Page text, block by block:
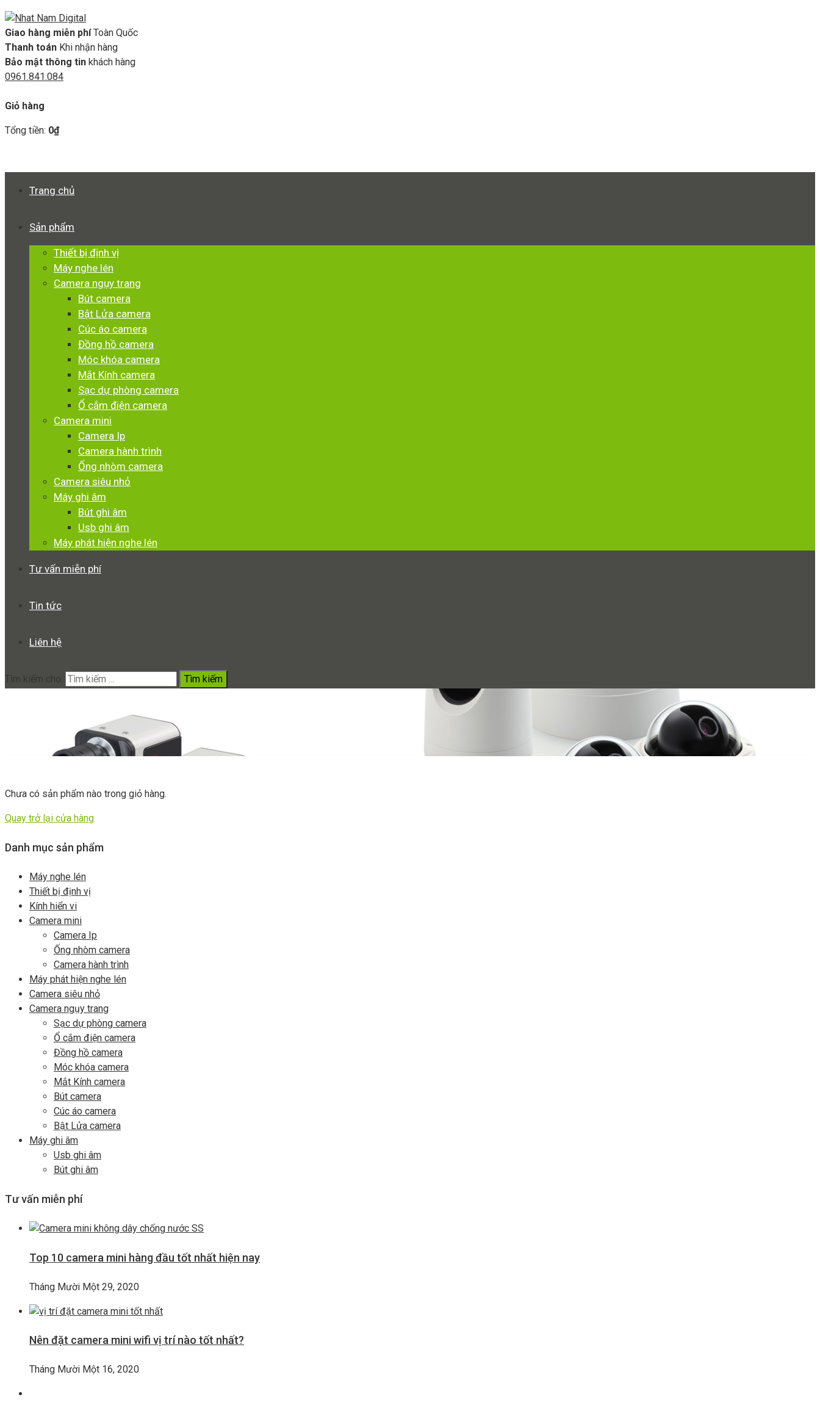
Giao hàng miễn phí Toàn Quốc
Thanh toán Khi nhận hàng
Bảo mật thông tin khách hàng
0961.841.084
Giỏ hàng
Tổng tiền: 0₫
Trang chủ
Sản phẩm
Thiết bị định vị
Máy nghe lén
Camera ngụy trang
Bút camera
Bật Lửa camera
Cúc áo camera
Đồng hồ camera
Móc khóa camera
Mắt Kính camera
Sạc dự phòng camera
Ổ cắm điện camera
Camera mini
Camera Ip
Camera hành trình
Ống nhòm camera
Camera siêu nhỏ
Máy ghi âm
Bút ghi âm
Usb ghi âm
Máy phát hiện nghe lén
Tư vấn miễn phí
Tin tức
Liên hệ
Tìm kiếm cho:
Chưa có sản phẩm nào trong giỏ hàng.
Quay trở lại cửa hàng
Danh mục sản phẩm
Máy nghe lén
Thiết bị định vị
Kính hiển vi
Camera mini
Camera Ip
Ống nhòm camera
Camera hành trình
Máy phát hiện nghe lén
Camera siêu nhỏ
Camera ngụy trang
Sạc dự phòng camera
Ổ cắm điện camera
Đồng hồ camera
Móc khóa camera
Mắt Kính camera
Bút camera
Cúc áo camera
Bật Lửa camera
Máy ghi âm
Usb ghi âm
Bút ghi âm
Tư vấn miễn phí
Top 10 camera mini hàng đầu tốt nhất hiện nay
Tháng Mười Một 29, 2020
Nên đặt camera mini wifi vị trí nào tốt nhất?
Tháng Mười Một 16, 2020